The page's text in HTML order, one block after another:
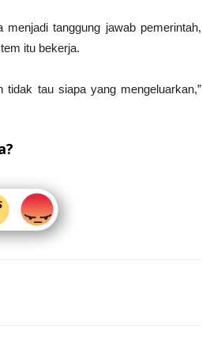
tanggung jawab pemerintah,
itu bekerja.
tau siapa yang mengeluarkan,”